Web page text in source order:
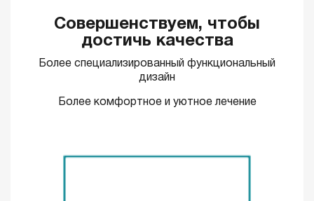
Совершенствуем, чтобы
достичь качества
Более специализированный функциональный
дизайн
Более комфортное и уютное лечение